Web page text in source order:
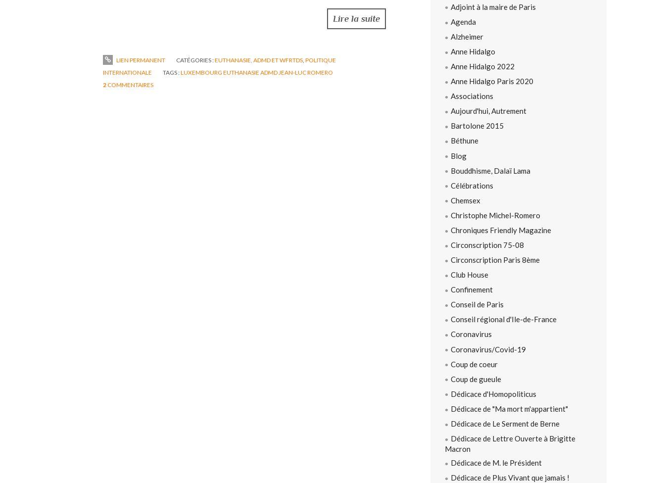
Lire la suite
LIEN PERMANENT CATÉGORIES :EUTHANASIE, ADMD ET WFRTDS, POLITIQUE
INTERNATIONALE
TAGS :LUXEMBOURG EUTHANASIE ADMD JEAN-LUC ROMERO
2COMMENTAIRES
Adjoint à la maire de Paris
Agenda
Alzheimer
Anne Hidalgo
Anne Hidalgo 2022
Anne Hidalgo Paris 2020
Associations
Aujourd'hui, Autrement
Bartolone 2015
Béthune
Blog
Bouddhisme, Dalaï Lama
Célébrations
Chemsex
Christophe Michel-Romero
Chroniques Friendly Magazine
Circonscription 75-08
Circonscription Paris 8ème
Club House
Confinement
Conseil de Paris
Conseil régional d'Ile-de-France
Coronavirus
Coronavirus/Covid-19
Coup de coeur
Coup de gueule
Dédicace d'Homopoliticus
Dédicace de "Ma mort m'appartient"
Dédicace de Le Serment de Berne
Dédicace de Lettre Ouverte à Brigitte
Macron
Dédicace de M. le Président
Dédicace de Plus Vivant que jamais !